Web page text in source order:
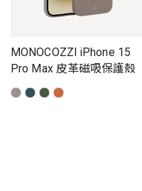
MONOCOZZI iPhone 15
Pro Max 皮革磁吸保護殼